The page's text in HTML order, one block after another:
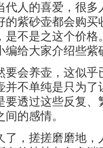
人的喜爱，很多
的紫砂壶都会购买
是不是之这个价格
编给大家介绍些紫
会养壶，这似乎
并不单纯是只为了
要透过这些反复、
的感情。
，搓搓磨磨地，